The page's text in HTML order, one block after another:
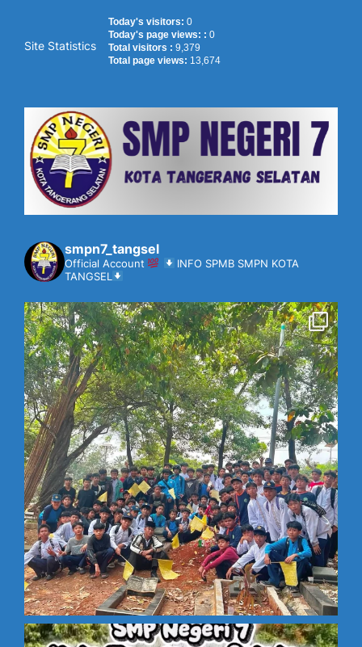
Site Statistics
Today's visitors: 0
Today's page views: : 0
Total visitors : 9,379
Total page views: 13,674
smpn7_tangsel
Official Account
INFO SPMB SMPN KOTA
TANGSEL